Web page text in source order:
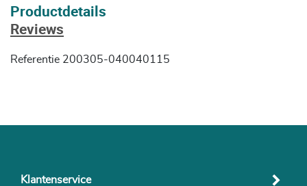
Productdetails
Reviews
Referentie 200305-040040115
Klantenservice